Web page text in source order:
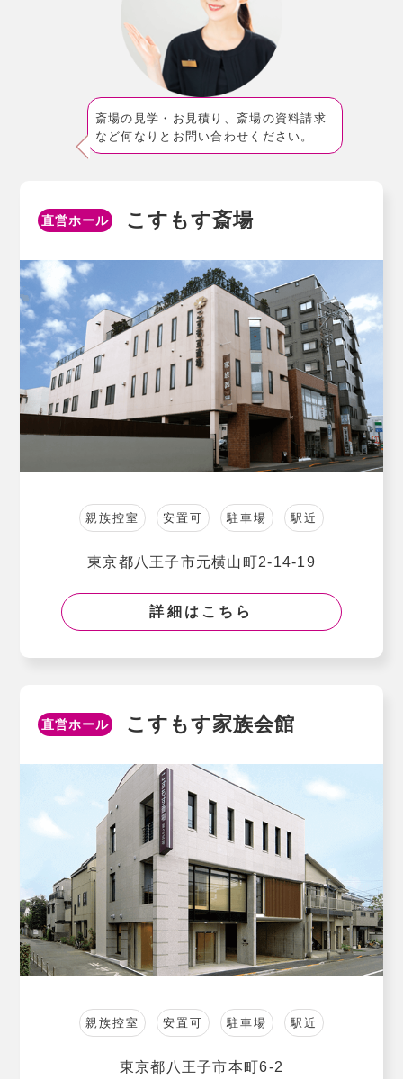
斎場の見学・お見積り、斎場の資料請求
など何なりとお問い合わせください。
直営ホール こすもす斎場
親族控室 安置可 駐車場 駅近
東京都⼋王⼦市元横⼭町2-14-19
詳細はこちら
直営ホール こすもす家族会館
親族控室 安置可 駐車場 駅近
東京都八王子市本町6-2